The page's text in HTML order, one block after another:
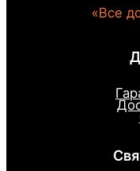
«Все